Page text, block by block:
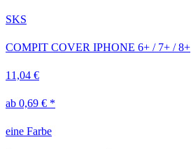
SKS
COMPIT COVER IPHONE 6+ / 7+ / 8+
11,04 €
ab 0,69 € *
eine Farbe